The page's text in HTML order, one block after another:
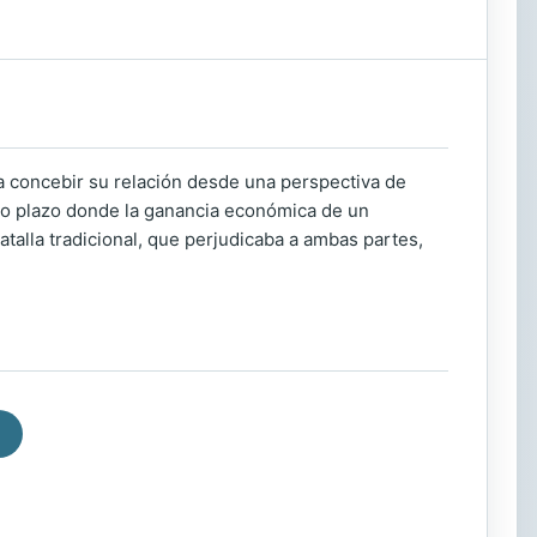
su relación desde una perspectiva de
plazo donde la ganancia económica de un
tradicional, que perjudicaba a ambas partes,